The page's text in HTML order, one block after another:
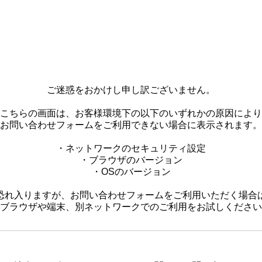
ご迷惑をおかけし申し訳ございません。
こちらの画面は、お客様環境下の以下のいずれかの原因により
お問い合わせフォームをご利用できない場合に表示されます。
・ネットワークのセキュリティ設定
・ブラウザのバージョン
・OSのバージョン
れ入りますが、お問い合わせフォームをご利用いただく場合
ラウザや端末、別ネットワークでのご利用をお試しくださ